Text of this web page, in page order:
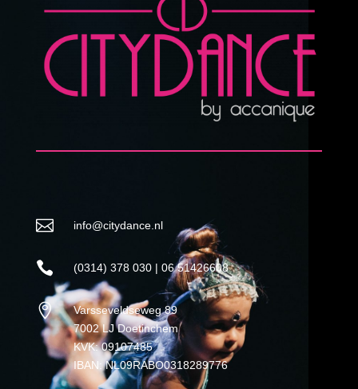
 info@citydance.nl
 (0314) 378 030 | 06 51426608

Varsseveldseweg 89
7002 LJ Doetinchem
KVK: 09107485
IBAN: NL09RABO0318289776